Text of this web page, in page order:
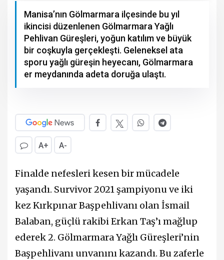
Manisa’nın Gölmarmara ilçesinde bu yıl
ikincisi düzenlenen Gölmarmara Yağlı
Pehlivan Güreşleri, yoğun katılım ve büyük
bir coşkuyla gerçekleşti. Geleneksel ata
sporu yağlı güreşin heyecanı, Gölmarmara
er meydanında adeta doruğa ulaştı.
A+ A-
Finalde nefesleri kesen bir mücadele
yaşandı. Survivor 2021 şampiyonu ve iki
kez Kırkpınar Başpehlivanı olan İsmail
Balaban, güçlü rakibi Erkan Taş’ı mağlup
ederek 2. Gölmarmara Yağlı Güreşleri’nin
Başpehlivanı unvanını kazandı. Bu zaferle